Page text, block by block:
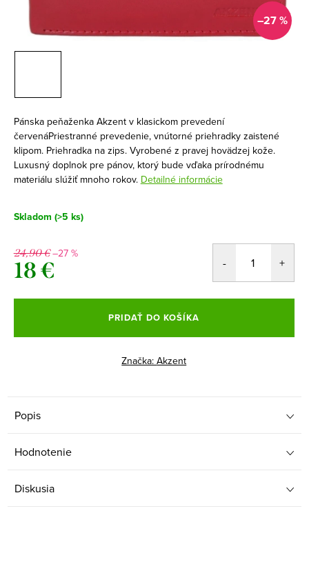
–27 %
Pánska peňaženka Akzent v klasickom prevedení
červenáPriestranné prevedenie, vnútorné priehradky zaistené
klipom. Priehradka na zips. Vyrobené z pravej hovädzej kože.
Luxusný doplnok pre pánov, ktorý bude vďaka prírodnému
materiálu slúžiť mnoho rokov. Detailné informácie
Skladom (>5 ks)
24,90 €–27 %
18 €
cena:
PRIDAŤ DO KOŠÍKA
Značka:Akzent
Popis
Hodnotenie
Diskusia